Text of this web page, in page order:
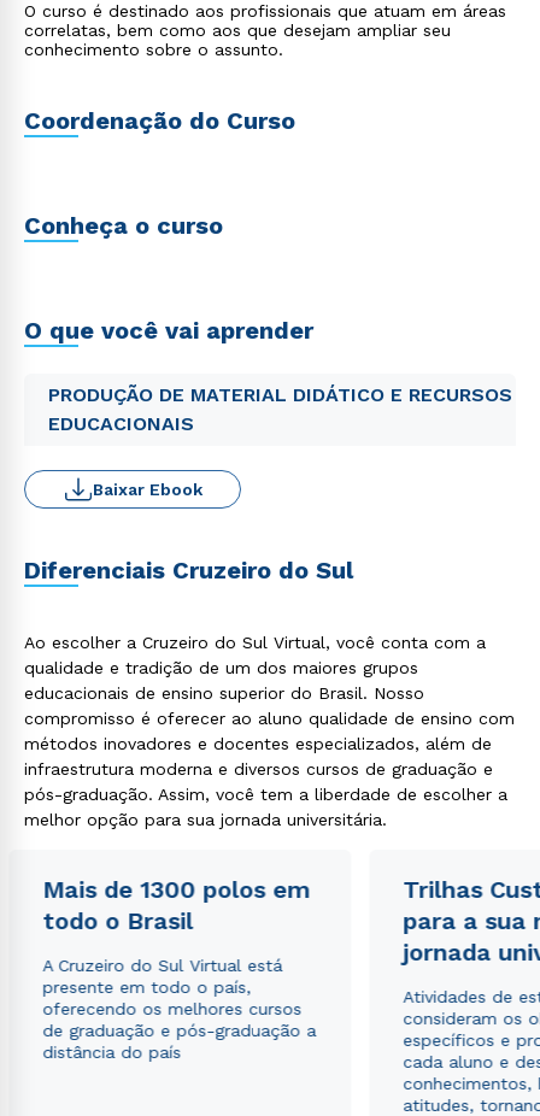
O curso é destinado aos profissionais que atuam em áreas
correlatas, bem como aos que desejam ampliar seu
conhecimento sobre o assunto.
Coordenação do Curso
Conheça o curso
O que você vai aprender
PRODUÇÃO DE MATERIAL DIDÁTICO E RECURSOS
EDUCACIONAIS
Baixar Ebook
Diferenciais Cruzeiro do Sul
Ao escolher a Cruzeiro do Sul Virtual, você conta com a
qualidade e tradição de um dos maiores grupos
educacionais de ensino superior do Brasil. Nosso
compromisso é oferecer ao aluno qualidade de ensino com
métodos inovadores e docentes especializados, além de
infraestrutura moderna e diversos cursos de graduação e
pós-graduação. Assim, você tem a liberdade de escolher a
melhor opção para sua jornada universitária.
Mais de 1300 polos em
todo o Brasil
A Cruzeiro do Sul Virtual está
presente em todo o país,
oferecendo os melhores cursos
de graduação e pós-graduação a
distância do país
Trilhas
para a sua
jornada
Atividades de
consideram os
específicos e
cada aluno e
conhecimentos,
atitudes,